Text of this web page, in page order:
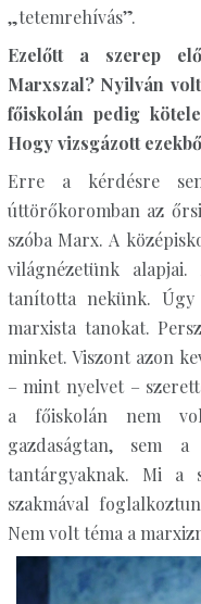
„tetemrehívás”.
Ezelőtt a szerep
Marxszal? Nyilván
főiskolán pedig
Hogy vizsgázott
Erre a kérdésre
úttörőkoromban az
szóba Marx. A
világnézetünk
tanította nekünk. Úgy
marxista tanokat.
minket. Viszont azon
– mint nyelvet –
a főiskolán nem
gazdaságtan, sem a
tantárgyaknak. Mi a
szakmával
Nem volt téma a